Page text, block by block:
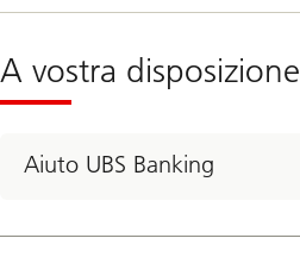
A vostra disposizione
Aiuto UBS Banking